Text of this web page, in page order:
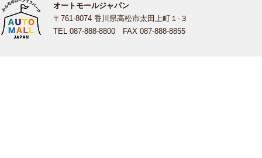
オートモールジャパン
〒761-8074 香川県高松市太田上町１-３
TEL 087-888-8800 FAX 087-888-8855